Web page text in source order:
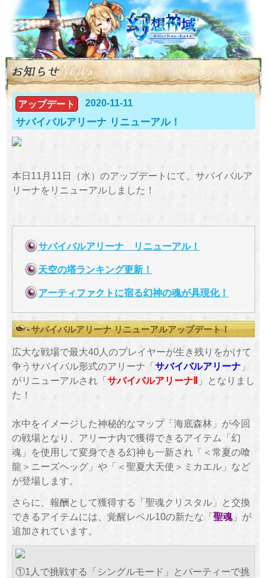
アップデート 2020-11-11
サバイバルアリーナ リニューアル！
本日11月11日（水）のアップデートにて、サバイバルア
リーナをリニューアルしました！
サバイバルアリーナ リニューアル！
天空の塔ランキング更新！
アーティファクトに宿る幻神の魂が具現化！
サバイバルアリーナ リニューアルアップデート！
広大な戦場で最大40人のプレイヤーが生き残りをかけて
争うサバイバル形式のアリーナ「サバイバルアリーナ」
がリニューアルされ「サバイバルアリーナⅡ 」となりまし
た！
水中をイメージした神秘的なマップ「海底森林」が今回
の戦場となり、アリーナ内で獲得できるアイテム「幻
魂」を使用して変身できる幻神も一新され「＜常夏の喰
龍＞ニーズヘッグ」や「＜聖夏大天使＞ミカエル」など
が登場します。
さらに、報酬として獲得する「聖魂クリスタル」と交換
できるアイテムには、覚醒レベル10の新たな「聖魂」が
追加されています。
①1人で挑戦する「シングルモード」とパーティーで挑